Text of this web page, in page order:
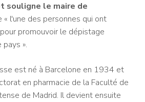
souligne le maire de
« l'une des personnes qui ont
promouvoir le dépistage
».
est né à Barcelone en 1934 et
en pharmacie de la Faculté de
de Madrid. Il devient ensuite